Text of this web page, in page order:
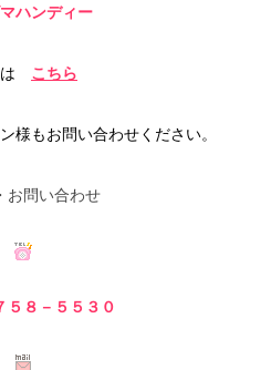
ハンディー
こちら
様もお問い合わせください。
お問い合わせ
５８－５ ５３０